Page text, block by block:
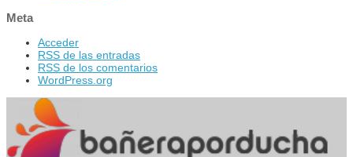
Meta
Acceder
RSS de las entradas
RSS de los comentarios
WordPress.org